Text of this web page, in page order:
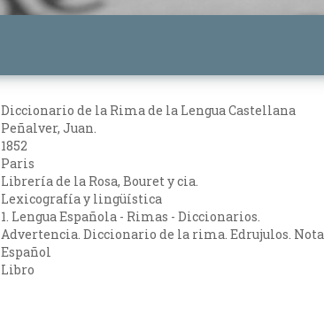
Diccionario de la Rima de la Lengua Castellana
Peñalver, Juan.
1852
Paris
Librería de la Rosa, Bouret y cia.
Lexicografía y lingüística
1. Lengua Española - Rimas - Diccionarios.
Advertencia. Diccionario de la rima. Edrujulos. Nota.
Español
Libro